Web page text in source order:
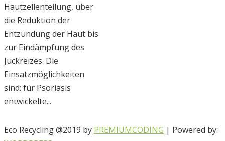
Hautzellenteilung, über
die Reduktion der
Entzündung der Haut bis
zur Eindämpfung des
Juckreizes. Die
Einsatzmöglichkeiten
sind: für Psoriasis
entwickelte...
Eco Recycling @2019 by PREMIUMCODING | Powered by: